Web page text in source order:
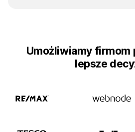
Umożliwiamy firmom
lepsze